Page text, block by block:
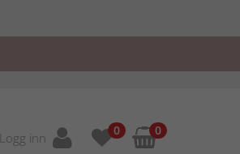
Logg inn 0 0